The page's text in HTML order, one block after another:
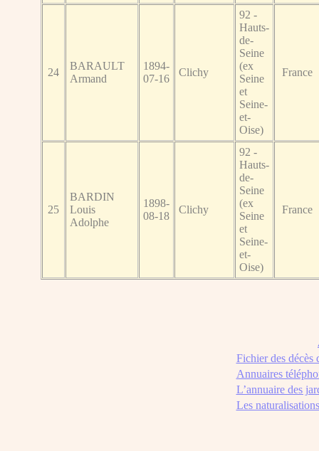
24
BARAULT
Armand
1894-
07-16
Clichy
92 -
Hauts-
de-
Seine
(ex
Seine
et
Seine-
et-
Oise)
France
25
BARDIN
Louis
Adolphe
1898-
08-18
Clichy
92 -
Hauts-
de-
Seine
(ex
Seine
et
Seine-
et-
Oise)
France
Fichier des décès
Annuaires
L’annuaire des
Les